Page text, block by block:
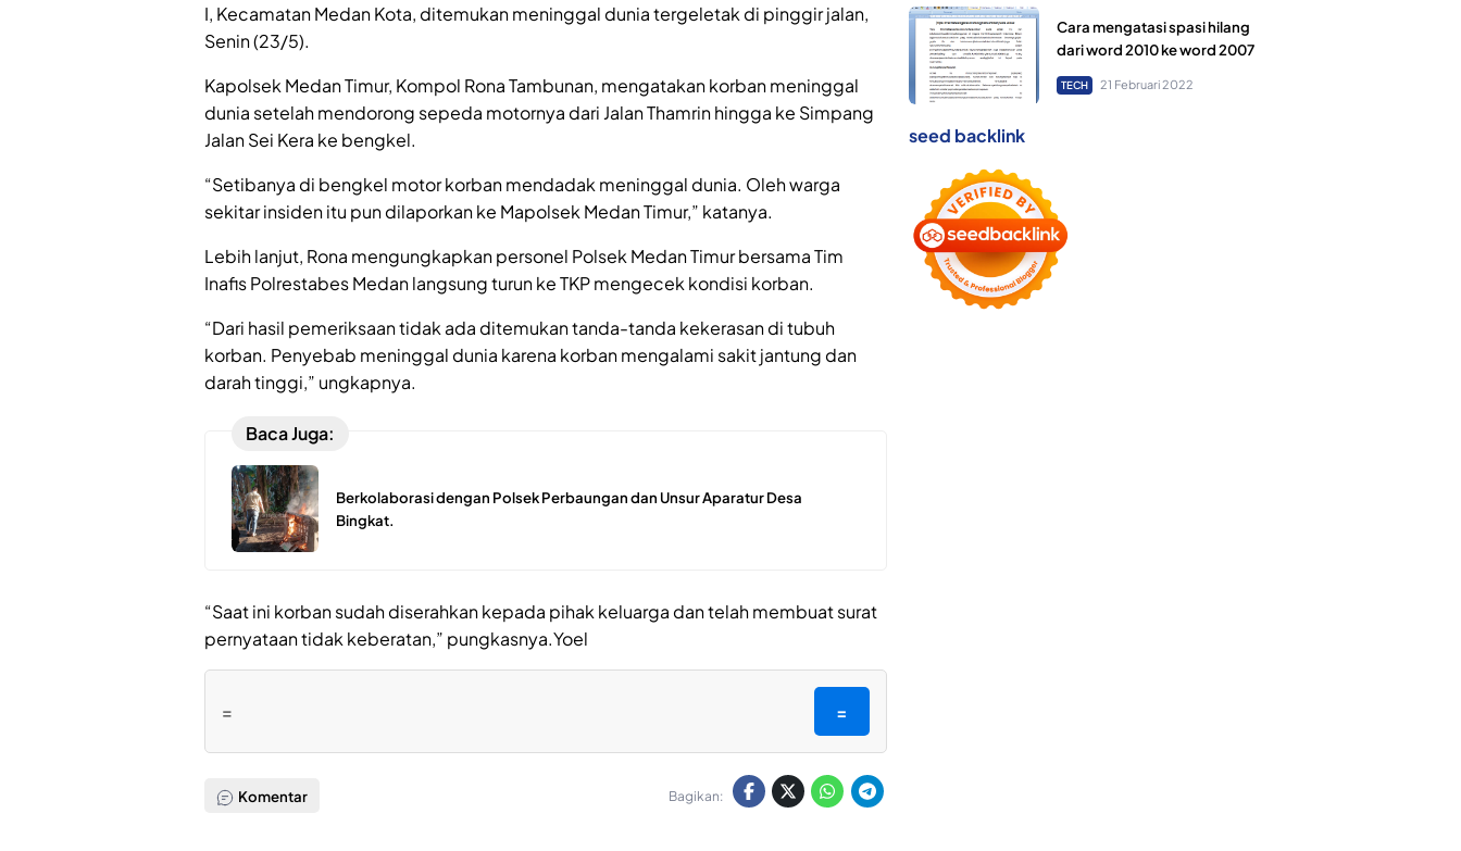
I, Kecamatan Medan Kota, ditemukan meninggal dunia tergeletak di pinggir jalan,
Senin (23/5).
Kapolsek Medan Timur, Kompol Rona Tambunan, mengatakan korban meninggal
dunia setelah mendorong sepeda motornya dari Jalan Thamrin hingga ke Simpang
Jalan Sei Kera ke bengkel.
“Setibanya di bengkel motor korban mendadak meninggal dunia. Oleh warga
sekitar insiden itu pun dilaporkan ke Mapolsek Medan Timur,” katanya.
Lebih lanjut, Rona mengungkapkan personel Polsek Medan Timur bersama Tim
Inafis Polrestabes Medan langsung turun ke TKP mengecek kondisi korban.
“Dari hasil pemeriksaan tidak ada ditemukan tanda-tanda kekerasan di tubuh
korban. Penyebab meninggal dunia karena korban mengalami sakit jantung dan
darah tinggi,” ungkapnya.
Baca Juga:
Berkolaborasi dengan Polsek Perbaungan dan Unsur Aparatur Desa
Bingkat.
“Saat ini korban sudah diserahkan kepada pihak keluarga dan telah membuat surat
pernyataan tidak keberatan,” pungkasnya.Yoel
= =
Komentar Bagikan:
Cara mengatasi spasi hilang
dari word 2010 ke word 2007
TECH 21 Februari 2022
seed backlink